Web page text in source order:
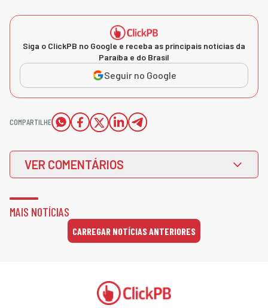
Siga o ClickPB no Google e receba as principais notícias da
Paraíba e do Brasil
Seguir no Google
COMPARTILHE
VER COMENTÁRIOS
MAIS NOTÍCIAS
CARREGAR NOTÍCIAS ANTERIORES